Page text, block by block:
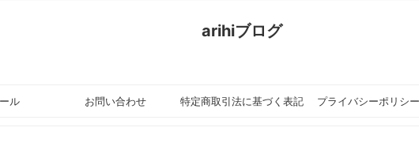
arihiブログ
ち
ル お問い合わせ 特定商取引法に基づく表記 プライバシーポリシー